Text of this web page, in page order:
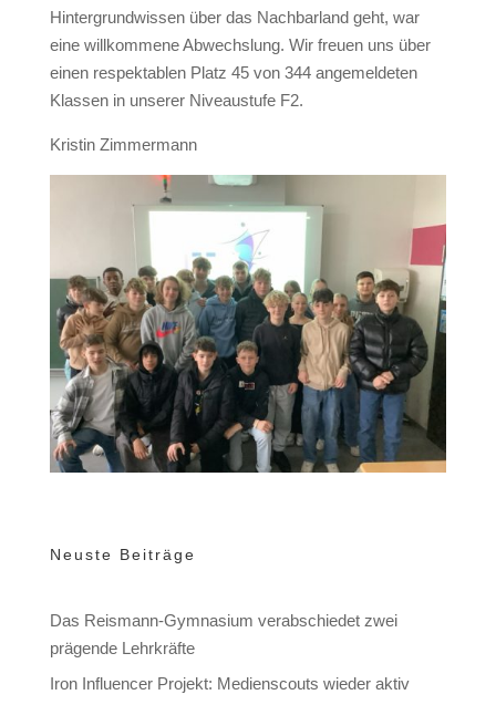
Hintergrundwissen über das Nachbarland geht, war
eine willkommene Abwechslung. Wir freuen uns über
einen respektablen Platz 45 von 344 angemeldeten
Klassen in unserer Niveaustufe F2.
Kristin Zimmermann
Neuste Beiträge
Das Reismann-Gymnasium verabschiedet zwei
prägende Lehrkräfte
Iron Influencer Projekt: Medienscouts wieder aktiv